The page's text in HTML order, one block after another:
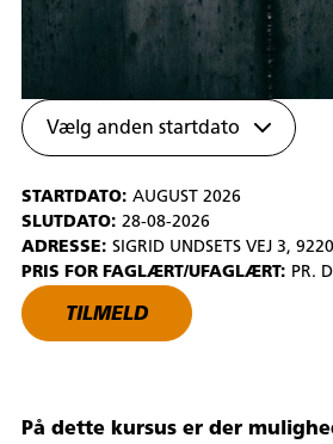
Vælg anden startdato
STARTDATO: AUGUST 2026
SLUTDATO: 28-08-2026
ADRESSE: SIGRID UNDSETS VEJ 3,
PRIS FOR FAGLÆRT/UFAGLÆRT: PR.
TILMELD
På dette kursus er der